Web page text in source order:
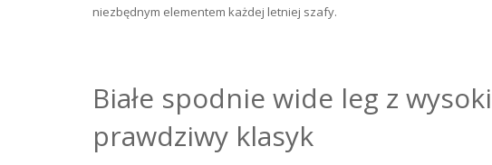
niezbędnym elementem każdej letniej szafy.
Białe spodnie wide leg z
prawdziwy klasyk